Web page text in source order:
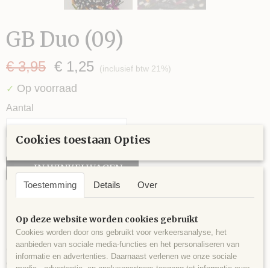
GB Duo (09)
€ 3,95 € 1,25 (inclusief btw 21%)
✓ Op voorraad
Aantal
IN WINKELWAGEN
GB Duo (09) is een leuk fantasiegaren dat heel leuk
opwerkt. Met dit garen kun je simpel heel leuk sjalen of
Cookies toestaan Opties
Toestemming Details Over
Op deze website worden cookies gebruikt
Cookies worden door ons gebruikt voor verkeersanalyse, het
aanbieden van sociale media-functies en het personaliseren van
informatie en advertenties. Daarnaast verlenen we onze sociale